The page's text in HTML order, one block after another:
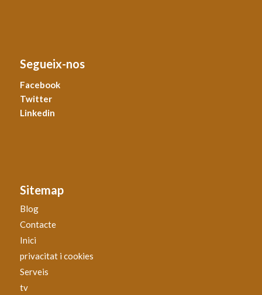
Segueix-nos
Facebook
Twitter
Linkedin
Sitemap
Blog
Contacte
Inici
privacitat i cookies
Serveis
tv